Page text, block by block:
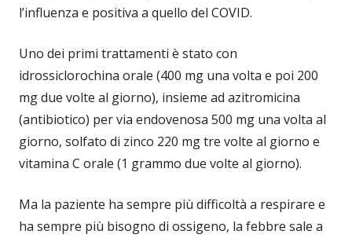
l’influenza e positiva a quello del COVID.
Uno dei primi trattamenti è stato con
idrossiclorochina orale (400 mg una volta e poi 200
mg due volte al giorno), insieme ad azitromicina
(antibiotico) per via endovenosa 500 mg una volta al
giorno, solfato di zinco 220 mg tre volte al giorno e
vitamina C orale (1 grammo due volte al giorno).
Ma la paziente ha sempre più difficoltà a respirare e
ha sempre più bisogno di ossigeno, la febbre sale a